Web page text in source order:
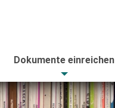
Dokumente einreichen